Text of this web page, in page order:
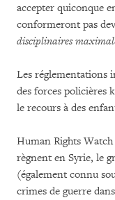
accepter quiconque
conformeront pas
disciplinaires
Les réglementations
des forces policières
le recours à des
Human Rights
règnent en Syrie, le
(également connu
crimes de guerre